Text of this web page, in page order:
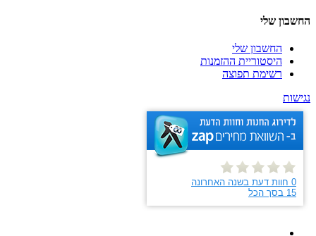
החשבון שלי
החשבון שלי
היסטוריית ההזמנות
רשימת תפוצה
נגישות